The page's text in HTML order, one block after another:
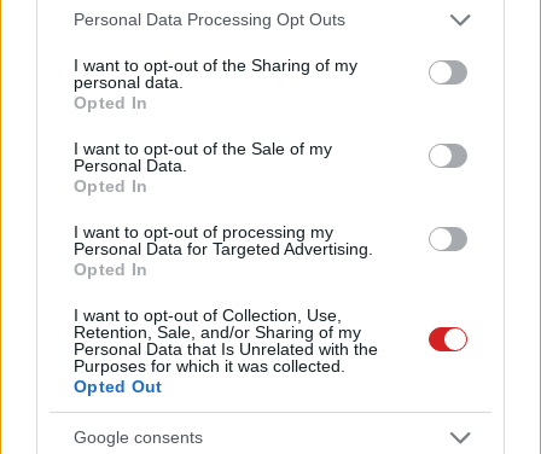
Please note that this website/app uses one or more Google
not limited to your visit or usage behaviour. You may click to
grant or deny consent to Google and its third-party tags to
use your data for below specified purposes in below Google
consent section.
Personal Data Processing Opt Outs
I want to opt-out of the Sharing of my
personal data.
Opted In
I want to opt-out of the Sale of my
Personal Data.
Opted In
I want to opt-out of processing my
Personal Data for Targeted Advertising.
Opted In
I want to opt-out of Collection, Use,
Retention, Sale, and/or Sharing of my
Personal Data that Is Unrelated with the
Purposes for which it was collected.
Opted Out
Google consents